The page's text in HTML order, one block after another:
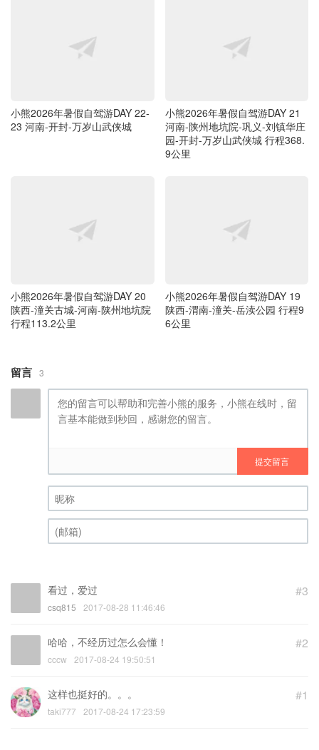
小熊2026年暑假自驾游DAY 22-
23 河南-开封-万岁山武侠城
小熊2026年暑假自驾游DAY 21
河南-陕州地坑院-巩义-刘镇华庄
园-开封-万岁山武侠城 行程368.
9公里
小熊2026年暑假自驾游DAY 20
陕西-潼关古城-河南-陕州地坑院
行程113.2公里
小熊2026年暑假自驾游DAY 19
陕西-渭南-潼关-岳渎公园 行程9
6公里
留言 3
提交留言
昵称 (必填)
#3
看过，爱过
csq815 2017-08-28 11:46:46
#2
哈哈，不经历过怎么会懂！
cccw 2017-08-24 19:50:51
#1
这样也挺好的。。。
taki777 2017-08-24 17:23:59